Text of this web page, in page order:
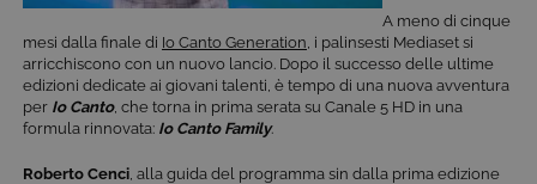
A meno di cinque
mesi dalla finale di Io Canto Generation , i palinsesti Mediaset si
arricchiscono con un nuovo lancio. Dopo il successo delle ultime
edizioni dedicate ai giovani talenti, è tempo di una nuova avventura
per Io Canto, che torna in prima serata su Canale 5 HD in una
formula rinnovata: Io Canto Family.
Roberto Cenci , alla guida del programma sin dalla prima edizione